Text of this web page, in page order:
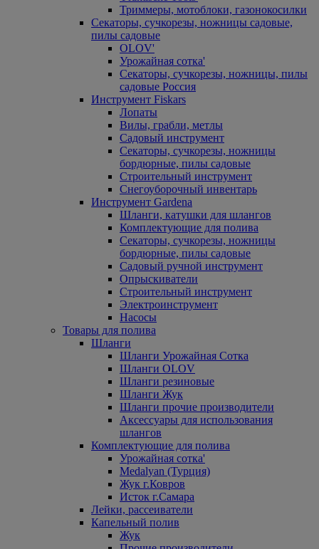
Триммеры, мотоблоки, газонокосилки
Секаторы, сучкорезы, ножницы садовые,
пилы садовые
OLOV'
Урожайная сотка'
Секаторы, сучкорезы, ножницы, пилы
садовые Россия
Инструмент Fiskars
Лопаты
Вилы, грабли, метлы
Садовый инструмент
Секаторы, сучкорезы, ножницы
бордюрные, пилы садовые
Строительный инструмент
Снегоуборочный инвентарь
Инструмент Gardena
Шланги, катушки для шлангов
Комплектующие для полива
Секаторы, сучкорезы, ножницы
бордюрные, пилы садовые
Садовый ручной инструмент
Опрыскиватели
Строительный инструмент
Электроинструмент
Насосы
Товары для полива
Шланги
Шланги Урожайная Сотка
Шланги OLOV
Шланги резиновые
Шланги Жук
Шланги прочие производители
Аксессуары для использования
шлангов
Комплектующие для полива
Урожайная сотка'
Medalyan (Турция)
Жук г.Ковров
Исток г.Самара
Лейки, рассеиватели
Капельный полив
Жук